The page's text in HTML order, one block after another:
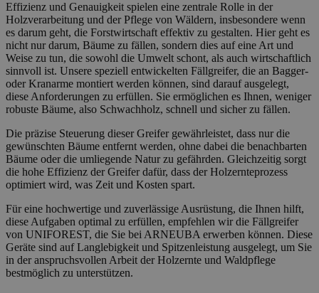
Effizienz und Genauigkeit spielen eine zentrale Rolle in der
Holzverarbeitung und der Pflege von Wäldern, insbesondere wenn
es darum geht, die Forstwirtschaft effektiv zu gestalten. Hier geht es
nicht nur darum, Bäume zu fällen, sondern dies auf eine Art und
Weise zu tun, die sowohl die Umwelt schont, als auch wirtschaftlich
sinnvoll ist. Unsere speziell entwickelten Fällgreifer, die an Bagger-
oder Kranarme montiert werden können, sind darauf ausgelegt,
diese Anforderungen zu erfüllen. Sie ermöglichen es Ihnen, weniger
robuste Bäume, also Schwachholz, schnell und sicher zu fällen.
Die präzise Steuerung dieser Greifer gewährleistet, dass nur die
gewünschten Bäume entfernt werden, ohne dabei die benachbarten
Bäume oder die umliegende Natur zu gefährden. Gleichzeitig sorgt
die hohe Effizienz der Greifer dafür, dass der Holzernteprozess
optimiert wird, was Zeit und Kosten spart.
Für eine hochwertige und zuverlässige Ausrüstung, die Ihnen hilft,
diese Aufgaben optimal zu erfüllen, empfehlen wir die Fällgreifer
von UNIFOREST, die Sie bei ARNEUBA erwerben können. Diese
Geräte sind auf Langlebigkeit und Spitzenleistung ausgelegt, um Sie
in der anspruchsvollen Arbeit der Holzernte und Waldpflege
bestmöglich zu unterstützen.